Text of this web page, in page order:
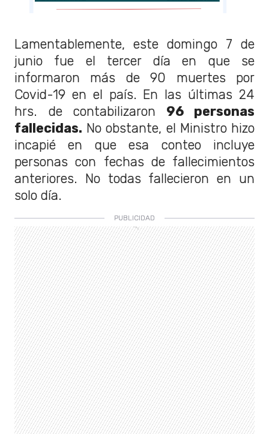
Lamentablemente, este domingo 7 de
junio fue el tercer día en que se
informaron más de 90 muertes por
Covid-19 en el país. En las últimas 24
hrs. de contabilizaron 96 personas
fallecidas. No obstante, el Ministro hizo
incapié en que esa conteo incluye
personas con fechas de fallecimientos
anteriores. No todas fallecieron en un
solo día.